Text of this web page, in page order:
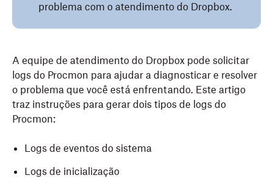
problema com o atendimento do Dropbox.
A equipe de atendimento do Dropbox pode solicitar
logs do Procmon para ajudar a diagnosticar e resolver
o problema que você está enfrentando. Este artigo
traz instruções para gerar dois tipos de logs do
Procmon:
Logs de eventos do sistema
Logs de inicialização